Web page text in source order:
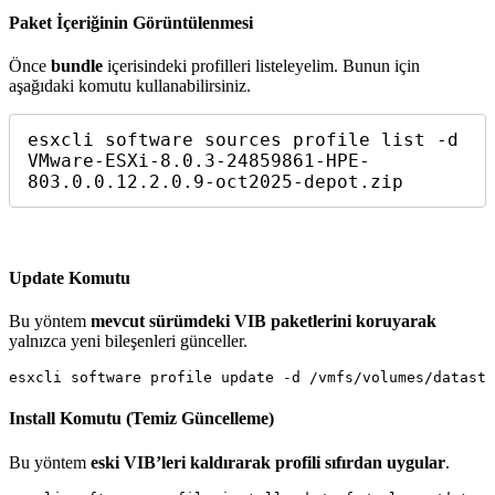
Paket İçeriğinin Görüntülenmesi
Önce bundle içerisindeki profilleri listeleyelim. Bunun için
aşağıdaki komutu kullanabilirsiniz.
esxcli software sources profile list -d
VMware-ESXi-8.0.3-24859861-HPE-
803.0.0.12.2.0.9-oct2025-depot.zip
Update Komutu
Bu yöntem mevcut sürümdeki VIB paketlerini koruyarak
yalnızca yeni bileşenleri günceller.
Install Komutu (Temiz Güncelleme)
Bu yöntem eski VIB’leri kaldırarak profili sıfırdan uygular.